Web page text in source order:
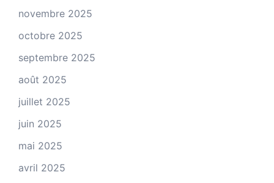
novembre 2025
octobre 2025
septembre 2025
août 2025
juillet 2025
juin 2025
mai 2025
avril 2025